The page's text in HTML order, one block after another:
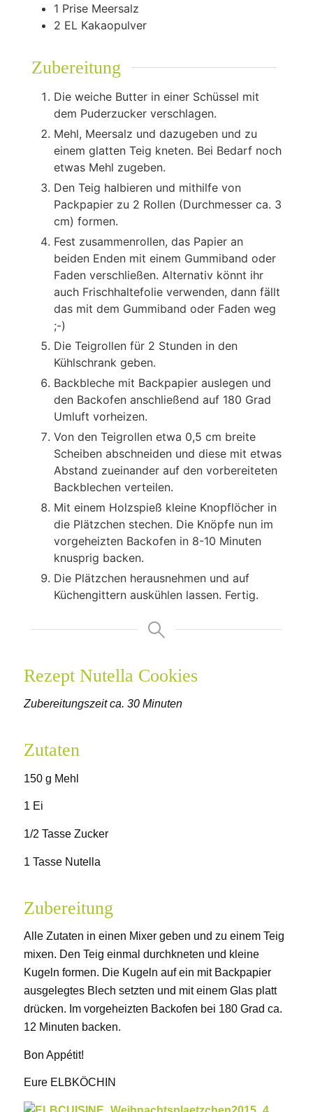
1 Prise Meersalz
2 EL Kakaopulver
Zubereitung
Die weiche Butter in einer Schüssel mit
dem Puderzucker verschlagen.
Mehl, Meersalz und dazugeben und zu
einem glatten Teig kneten. Bei Bedarf noch
etwas Mehl zugeben.
Den Teig halbieren und mithilfe von
Packpapier zu 2 Rollen (Durchmesser ca. 3
cm) formen.
Fest zusammenrollen, das Papier an
beiden Enden mit einem Gummiband oder
Faden verschließen. Alternativ könnt ihr
auch Frischhaltefolie verwenden, dann fällt
das mit dem Gummiband oder Faden weg
;-)
Die Teigrollen für 2 Stunden in den
Kühlschrank geben.
Backbleche mit Backpapier auslegen und
den Backofen anschließend auf 180 Grad
Umluft vorheizen.
Von den Teigrollen etwa 0,5 cm breite
Scheiben abschneiden und diese mit etwas
Abstand zueinander auf den vorbereiteten
Backblechen verteilen.
Mit einem Holzspieß kleine Knopflöcher in
die Plätzchen stechen. Die Knöpfe nun im
vorgeheizten Backofen in 8-10 Minuten
knusprig backen.
Die Plätzchen herausnehmen und auf
Küchengittern auskühlen lassen. Fertig.
Rezept Nutella Cookies
Zubereitungszeit ca. 30 Minuten
Zutaten
150 g Mehl
1 Ei
1/2 Tasse Zucker
1 Tasse Nutella
Zubereitung
Alle Zutaten in einen Mixer geben und zu einem Teig
mixen. Den Teig einmal durchkneten und kleine
Kugeln formen. Die Kugeln auf ein mit Backpapier
ausgelegtes Blech setzten und mit einem Glas platt
drücken. Im vorgeheizten Backofen bei 180 Grad ca.
12 Minuten backen.
Bon Appétit!
Eure ELBKÖCHIN